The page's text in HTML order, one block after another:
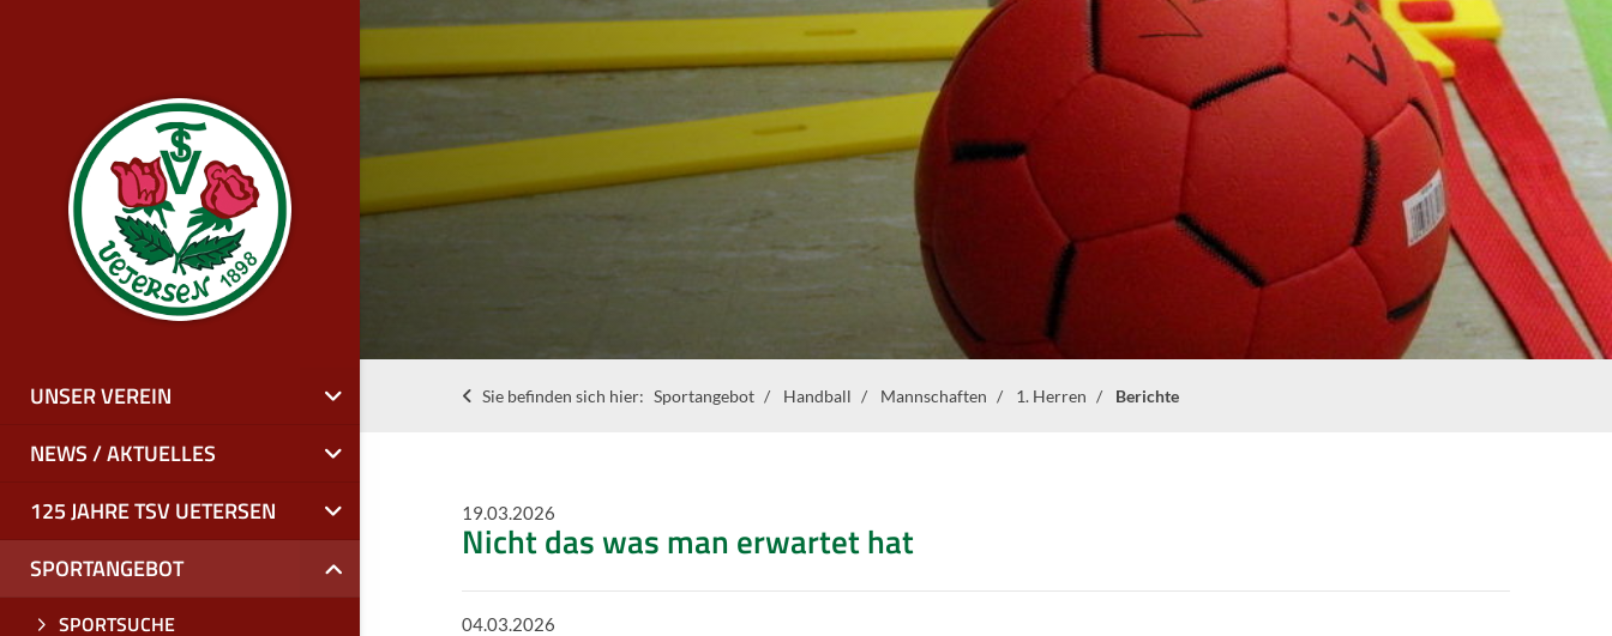
Sie befinden sich hier: Sportangebot Handball Mannschaften 1. Herren Berichte
19.03.2026
Nicht das was man erwartet hat
04.03.2026
UNSER VEREIN
NEWS / AKTUELLES
125 JAHRE TSV UETERSEN
SPORTANGEBOT
SPORTSUCHE